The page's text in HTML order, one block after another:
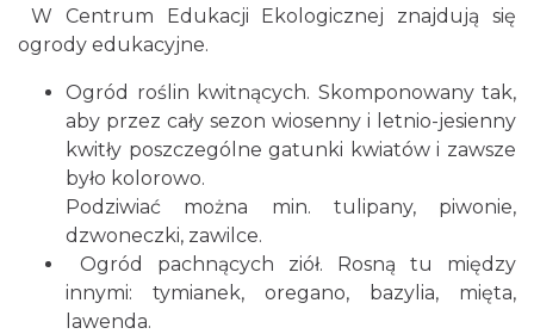
W Centrum Edukacji Ekologicznej znajdują się
ogrody edukacyjne.
Ogród roślin kwitnących. Skomponowany tak,
aby przez cały sezon wiosenny i letnio-jesienny
kwitły poszczególne gatunki kwiatów i zawsze
było kolorowo.
Podziwiać można min. tulipany, piwonie,
dzwoneczki, zawilce.
Ogród pachnących ziół. Rosną tu między
innymi: tymianek, oregano, bazylia, mięta,
lawenda.